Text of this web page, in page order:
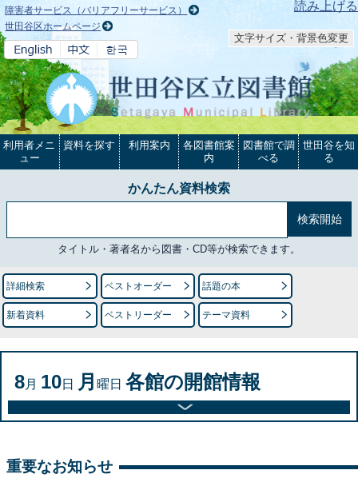
本文へ 読み上げる
障害者サービス（バリアフリーサービス）
世田谷区ホームページ
文字サイズ・背景色変更
利用者メニ
ュー
資料を探す 利用案内
各図書館案
内
図書館で調
べる
世田谷を知
る
かんたん資料検索
タイトル・著者名から図書・CD等が検索できます。
詳細検索 ベストオーダー 話題の本
新着資料 ベストリーダー テーマ資料
8月 10日 月 曜日 各館の開館情報
重要なお知らせ